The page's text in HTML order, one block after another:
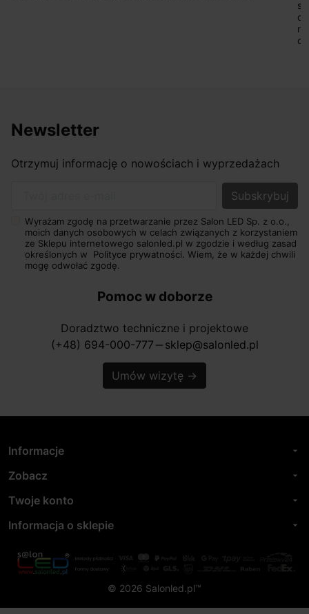
Newsletter
Otrzymuj informację o nowościach i wyprzedażach
Wyrażam zgodę na przetwarzanie przez Salon LED Sp. z o.o.,
moich danych osobowych w celach związanych z korzystaniem
ze Sklepu internetowego salonled.pl w zgodzie i według zasad
określonych w Polityce prywatności. Wiem, że w każdej chwili
mogę odwołać zgodę.
Pomoc w doborze
Doradztwo techniczne i projektowe
(+48) 694-000-777 horizontal_rule sklep@salonled.pl
Umów wizytę →
Informacje arrow_drop_down
Zobacz arrow_drop_down
Twoje konto arrow_drop_down
Informacja o sklepie arrow_drop_down
© 2026 Salonled.pl™